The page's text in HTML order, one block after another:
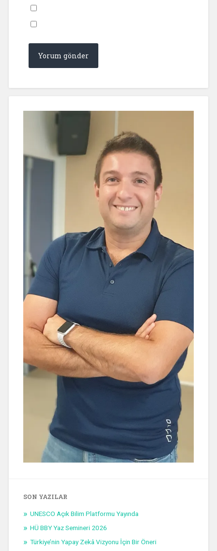
SON YAZILAR
UNESCO Açık Bilim Platformu Yayında
HÜ BBY Yaz Semineri 2026
Türkiye’nin Yapay Zekâ Vizyonu İçin Bir Öneri